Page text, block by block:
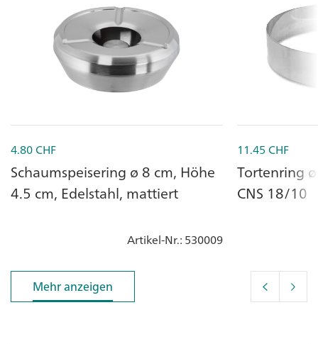
4.80CHF
Schaumspeisering ø 8 cm, Höhe
4.5 cm, Edelstahl, mattiert
Artikel-Nr.: 530009
11.45 CHF
Tortenring
CNS 18/10
Mehr anzeigen
Mehr anzeigen